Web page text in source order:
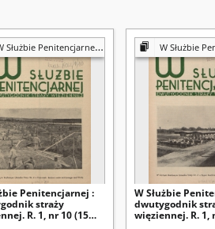
Penitencjarnej : dwutygodnik straży więziennej
Penitencjarnej :
straży
R. 1, nr 10 (15
W Służbie Penitencjarnej :
W Służbie
dwutygodnik
więziennej. R. 1,